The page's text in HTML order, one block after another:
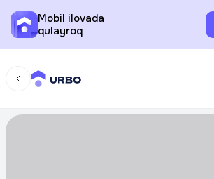
Mobil ilovada
qulayroq